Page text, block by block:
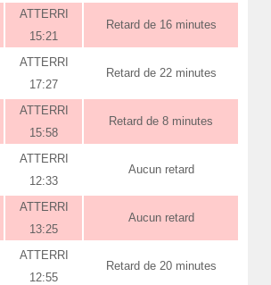
ATTERRI
15:21
Retard de 16 minutes
ATTERRI
17:27
Retard de 22 minutes
ATTERRI
15:58
Retard de 8 minutes
ATTERRI
12:33
Aucun retard
ATTERRI
13:25
Aucun retard
ATTERRI
12:55
Retard de 20 minutes